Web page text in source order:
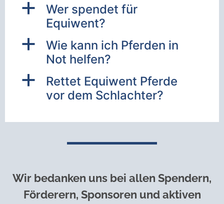
a
Wer spendet für
Equiwent?
a
Wie kann ich Pferden in
Not helfen?
a
Rettet Equiwent Pferde
vor dem Schlachter?
Wir bedanken uns bei allen Spendern,
Förderern, Sponsoren und aktiven